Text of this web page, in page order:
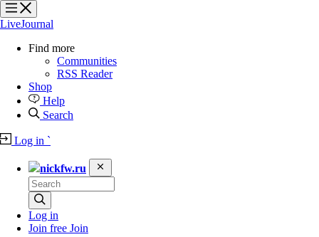
?
?
?
?
LiveJournal
Find more
Communities
RSS Reader
Shop
Help
Search
Log in `
nickfw.ru
Log in
Join free Join